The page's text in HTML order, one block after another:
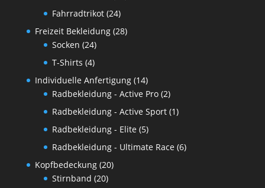
Fahrradtrikot (24)
Freizeit Bekleidung (28)
Socken (24)
T-Shirts (4)
Individuelle Anfertigung (14)
Radbekleidung - Active Pro (2)
Radbekleidung - Active Sport (1)
Radbekleidung - Elite (5)
Radbekleidung - Ultimate Race (6)
Kopfbedeckung (20)
Stirnband (20)